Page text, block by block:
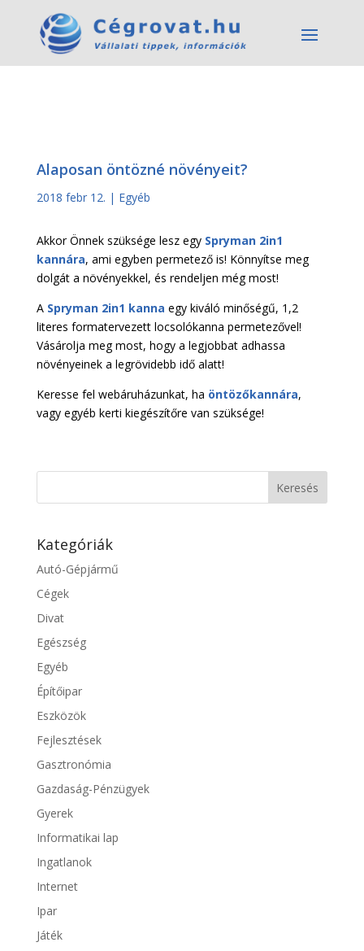
Alaposan öntözné növényeit?
2018 febr 12. | Egyéb
Akkor Önnek szüksége lesz egy Spryman 2in1
kannára, ami egyben permetező is! Könnyítse meg
dolgát a növényekkel, és rendeljen még most!
A Spryman 2in1 kanna egy kiváló minőségű, 1,2
literes formatervezett locsolókanna permetezővel!
Vásárolja meg most, hogy a legjobbat adhassa
növényeinek a legrövidebb idő alatt!
Keresse fel webáruházunkat, ha öntözőkannára,
vagy egyéb kerti kiegészítőre van szüksége!
Kategóriák
Autó-Gépjármű
Cégek
Divat
Egészség
Egyéb
Építőipar
Eszközök
Fejlesztések
Gasztronómia
Gazdaság-Pénzügyek
Gyerek
Informatikai lap
Ingatlanok
Internet
Ipar
Játék